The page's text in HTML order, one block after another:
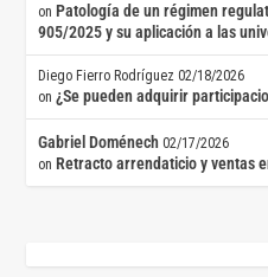
on Patología de un régimen
905/2025 y su aplicación a las
Diego Fierro Rodríguez 02/18/2026
on¿Se pueden adquirir
Gabriel Doménech 02/17/2026
on Retracto arrendaticio y ventas